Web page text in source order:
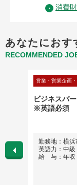
消費
あなたにおす
RECOMMENDED
営業・営業企画
ビジネスパ
※英語必須
勤務地：横浜
英語力：中級
給 与：年収